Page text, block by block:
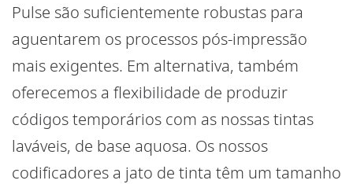
Pulse são suficientemente robustas para
aguentarem os processos pós-impressão
mais exigentes. Em alternativa, também
oferecemos a flexibilidade de produzir
códigos temporários com as nossas tintas
laváveis, de base aquosa. Os nossos
codificadores a jato de tinta têm um tamanho